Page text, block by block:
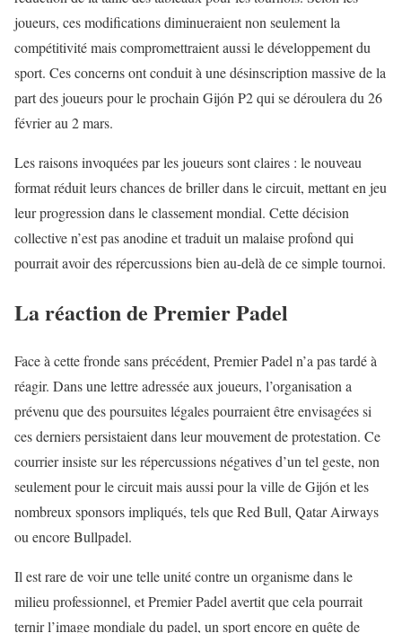
joueurs, ces modifications diminueraient non seulement la
compétitivité mais compromettraient aussi le développement du
sport. Ces concerns ont conduit à une désinscription massive de la
part des joueurs pour le prochain Gijón P2 qui se déroulera du 26
février au 2 mars.
Les raisons invoquées par les joueurs sont claires : le nouveau
format réduit leurs chances de briller dans le circuit, mettant en jeu
leur progression dans le classement mondial. Cette décision
collective n’est pas anodine et traduit un malaise profond qui
pourrait avoir des répercussions bien au-delà de ce simple tournoi.
La réaction de Premier Padel
Face à cette fronde sans précédent, Premier Padel n’a pas tardé à
réagir. Dans une lettre adressée aux joueurs, l’organisation a
prévenu que des poursuites légales pourraient être envisagées si
ces derniers persistaient dans leur mouvement de protestation. Ce
courrier insiste sur les répercussions négatives d’un tel geste, non
seulement pour le circuit mais aussi pour la ville de Gijón et les
nombreux sponsors impliqués, tels que Red Bull, Qatar Airways
ou encore Bullpadel.
Il est rare de voir une telle unité contre un organisme dans le
milieu professionnel, et Premier Padel avertit que cela pourrait
ternir l’image mondiale du padel, un sport encore en quête de